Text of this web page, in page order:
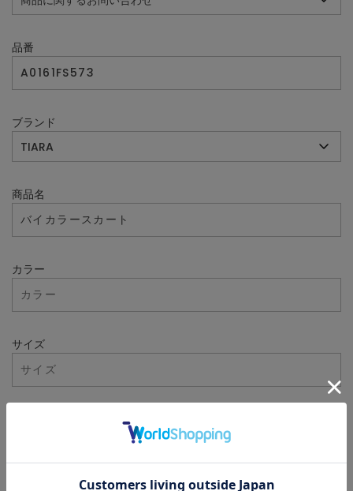
品番
ブランド
商品名
カラー
サイズ